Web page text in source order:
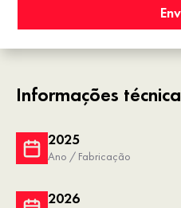
Informações
2025
Ano / Fabricação
2026